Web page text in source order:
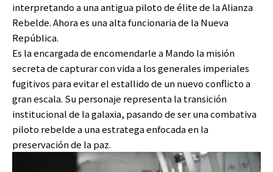
interpretando a una antigua piloto de élite de la Alianza
Rebelde. Ahora es una alta funcionaria de la Nueva
República.
Es la encargada de encomendarle a Mando la misión
secreta de capturar con vida a los generales imperiales
fugitivos para evitar el estallido de un nuevo conflicto a
gran escala. Su personaje representa la transición
institucional de la galaxia, pasando de ser una combativa
piloto rebelde a una estratega enfocada en la
preservación de la paz.